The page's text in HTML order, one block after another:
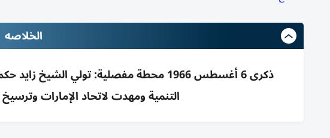
الخلاصه
ذكرى 6 أغسطس 1966 محطة مفصلية: تولي
التنمية ومهدت لاتحاد الإمارات